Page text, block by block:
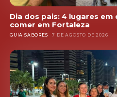
Dia dos pais: 4 lugares
comer em Fortaleza
GUIA SABORES 7 DE AGOSTO DE 2026